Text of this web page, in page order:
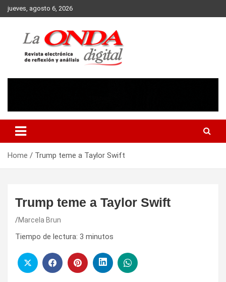
Skip
to
jueves, agosto 6, 2026
Home Trump teme a Taylor Swift
Trump teme a Taylor Swift
Marcela Brun
Tiempo de lectura: 3 minutos